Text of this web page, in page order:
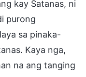
kay Satanas, ni
purong
sa pinaka-
Kaya nga,
na ang tanging